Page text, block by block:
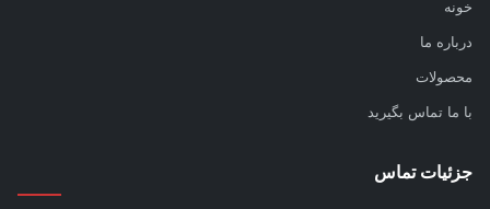
ما
تماس بگیرید
تماس